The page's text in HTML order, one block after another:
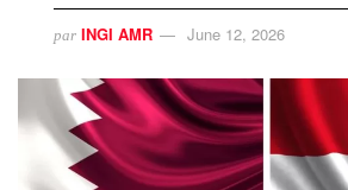
par INGI AMR June 12, 2026